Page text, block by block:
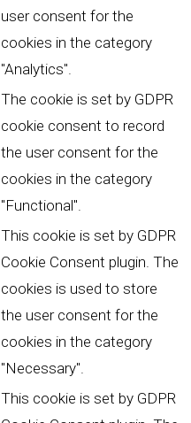
user consent for the
cookies in the category
"Analytics".
The cookie is set by GDPR
cookie consent to record
the user consent for the
cookies in the category
"Functional".
This cookie is set by GDPR
Cookie Consent plugin. The
cookies is used to store
the user consent for the
cookies in the category
"Necessary".
This cookie is set by GDPR